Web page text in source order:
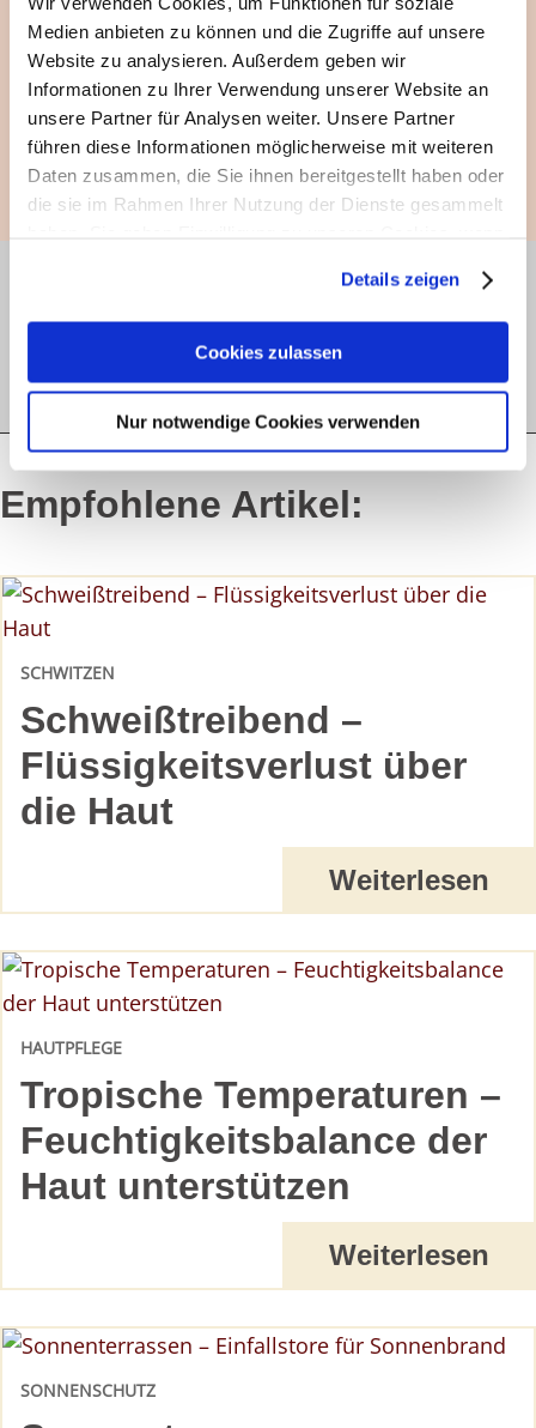
Medien anbieten zu können und die Zugriffe auf unsere
Website zu analysieren. Außerdem geben wir
Informationen zu Ihrer Verwendung unserer Website an
unsere Partner für Analysen weiter. Unsere Partner
führen diese Informationen möglicherweise mit weiteren
Daten zusammen, die Sie ihnen bereitgestellt haben oder
die sie im Rahmen Ihrer Nutzung der Dienste gesammelt
Erfahren Sie in unsererDatenschutzerklärungmehr
darüber, wer wir sind, wie Sie uns kontaktieren können
und wie wir personenbezogene Daten verarbeiten.
Sie können Ihre Einwilligung jederzeit von derCookie-
Details zeigen
Cookies zulassen
Nur notwendige Cookies verwenden
Experten geben Rat: Gefälschte Kosmetik
Birgit Huber
Zum Interview
haut.de-Newsletter anmelden
Jetzt abonnieren
Empfohlene Artikel:
Schweißtreibend –
Flüssigkeitsverlust über
die Haut
SCHWITZEN
Weiterlesen
Tropische Temperaturen –
Feuchtigkeitsbalance der
Haut unterstützen
HAUTPFLEGE
Weiterlesen
SONNENSCHUTZ